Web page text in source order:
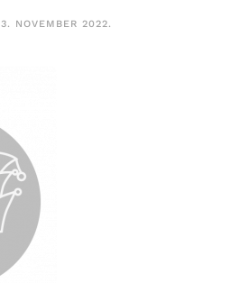
3. NOVEMBER 2022.